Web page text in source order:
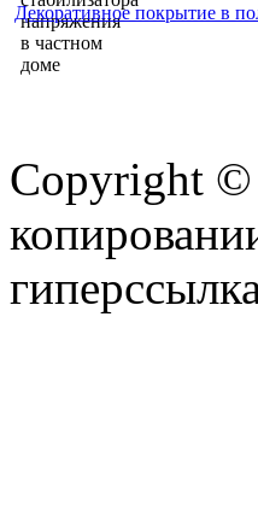
Декоративное покрытие в
Copyright